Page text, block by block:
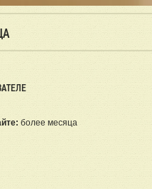
более месяца